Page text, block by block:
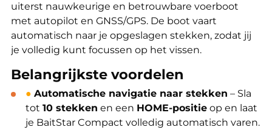
uiterst nauwkeurige en betrouwbare voerboot
met autopilot en GNSS/GPS. De boot vaart
automatisch naar je opgeslagen stekken, zodat jij
je volledig kunt focussen op het vissen.
Belangrijkste voordelen
● Automatische navigatie naar stekken – Sla
tot 10 stekken en een HOME-positie op en laat
je BaitStar Compact volledig automatisch varen.